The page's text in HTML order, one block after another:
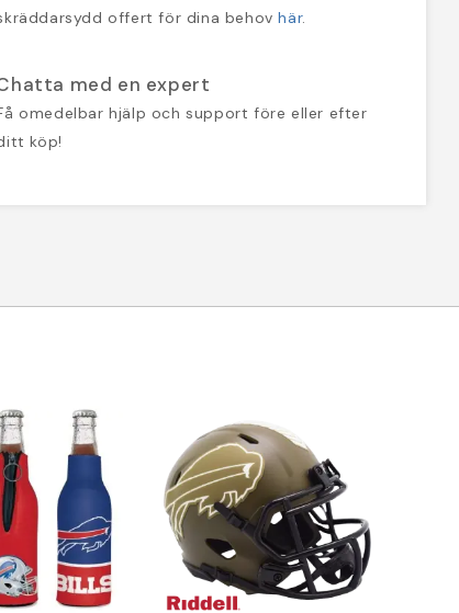
offert för dina behovhär.
med en expert
omedelbar hjälp och support före eller efter
köp!